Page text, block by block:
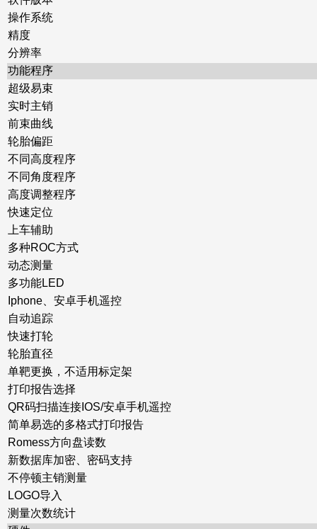
操作系统
精度
分辨率
功能程序
超级易束
实时主销
前束曲线
轮胎偏距
不同高度程序
不同角度程序
高度调整程序
快速定位
上车辅助
多种ROC方式
动态测量
多功能LED
Iphone、安卓手机遥控
自动追踪
快速打轮
轮胎直径
单靶更换，不适用标定架
打印报告选择
QR码扫描连接IOS/安卓手机遥控
简单易选的多格式打印报告
Romess方向盘读数
新数据库加密、密码支持
不停顿主销测量
LOGO导入
测量次数统计